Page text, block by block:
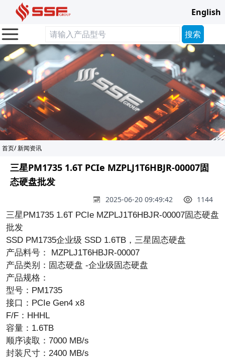
English
首页/新闻资讯
三星PM1735 1.6T PCIe MZPLJ1T6HBJR-00007固
态硬盘批发
2025-06-20 09:49:42
1144
三星PM1735 1.6T PCIe MZPLJ1T6HBJR-00007固态硬盘
批发
SSD PM1735企业级 SSD 1.6TB，三星固态硬盘
产品料号： MZPLJ1T6HBJR-00007
产品类别：固态硬盘 -企业级固态硬盘
产品规格：
型号：PM1735
接口：PCIe Gen4 x8
F/F：HHHL
容量：1.6TB
顺序读取：7000 MB/s
封装尺寸：2400 MB/s